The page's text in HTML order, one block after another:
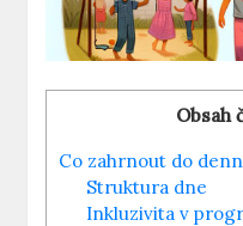
Obsah
Co zahrnout do
Struktura dne
Inkluzivita v